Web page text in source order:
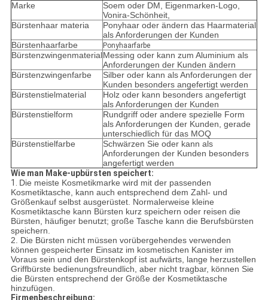
Marke
Soem oder DM, Eigenmarken-Logo,
Vonira-Schönheit,
Bürstenhaar materia
Ponyhaar oder ändern das Haarmaterial
als Anforderungen der Kunden
Bürstenhaarfarbe
Ponyhaarfarbe
BürstenzwingenmaterialMessing oder kann zum Aluminium als
Anforderungen der Kunden ändern
Bürstenzwingenfarbe
Silber oder kann als Anforderungen der
Kunden besonders angefertigt werden
Bürstenstielmaterial
Holz oder kann besonders angefertigt
als Anforderungen der Kunden
Bürstenstielform
Rundgriff oder andere spezielle Form
als Anforderungen der Kunden, gerade
unterschiedlich für das MOQ
Bürstenstielfarbe
Schwärzen Sie oder kann als
Anforderungen der Kunden besonders
angefertigt werden
Wie man Make-upbürsten speichert:
1. Die meiste Kosmetikmarke wird mit der passenden
Kosmetiktasche, kann auch entsprechend dem Zahl- und
Größenkauf selbst ausgerüstet. Normalerweise kleine
Kosmetiktasche kann Bürsten kurz speichern oder reisen die
Bürsten, häufiger benutzt; große Tasche kann die Berufsbürsten
speichern.
2. Die Bürsten nicht müssen vorübergehendes verwenden
können gespeicherter Einsatz im kosmetischen Kanister im
Voraus sein und den Bürstenkopf ist aufwärts, lange herzustellen
Griffbürste bedienungsfreundlich, aber nicht tragbar, können Sie
die Bürsten entsprechend der Größe der Kosmetiktasche
hinzufügen.
Firmenbeschreibung: